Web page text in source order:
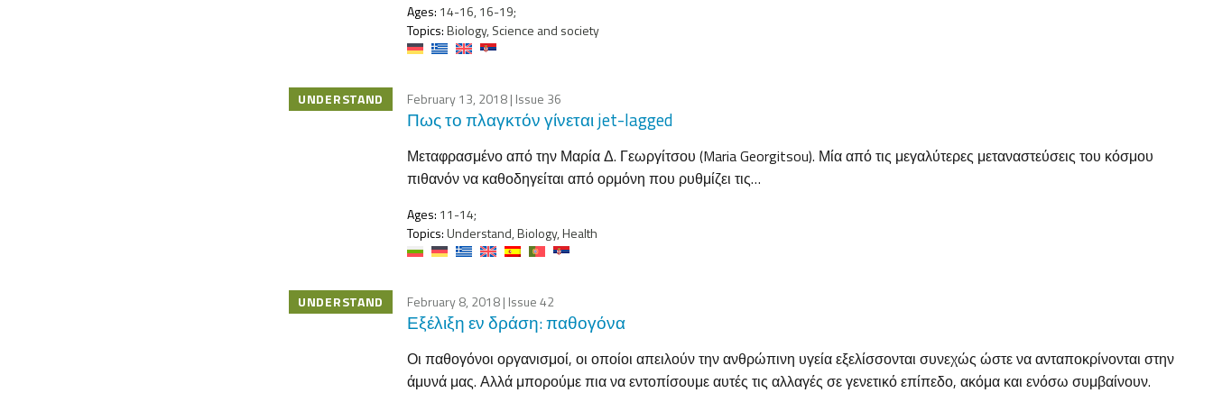
Ages: 14-16, 16-19;
Topics:Biology, Science and society
UNDERSTAND February 13, 2018| Issue 36
Πως το πλαγκτόν γίνεται jet-lagged
Μεταφρασμένο από την Μαρία Δ. Γεωργίτσου (Maria Georgitsou). Μία από τις μεγαλύτερες μεταναστεύσεις του κόσμου
πιθανόν να καθοδηγείται από ορμόνη που ρυθμίζει τις…
Ages: 11-14;
Topics:Understand, Biology, Health
UNDERSTAND February 8, 2018| Issue 42
Εξέλιξη εν δράση: παθογόνα
Οι παθογόνοι οργανισμοί, οι οποίοι απειλούν την ανθρώπινη υγεία εξελίσσονται συνεχώς ώστε να ανταποκρίνονται στην
άμυνά μας. Αλλά μπορούμε πια να εντοπίσουμε αυτές τις αλλαγές σε γενετικό επίπεδο, ακόμα και ενόσω συμβαίνουν.